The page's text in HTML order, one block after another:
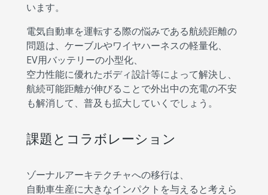
います。
電気自動車を運転する際の悩みである航続距離の
問題は、ケーブルやワイヤハーネスの軽量化、
EV用バッテリーの小型化、
空力性能に優れたボディ設計等によって解決し、
航続可能距離が伸びることで外出中の充電の不安
も解消して、普及も拡大していくでしょう。
課題とコラボレーション
ゾーナルアーキテクチャへの移行は、
自動車生産に大きなインパクトを与えると考えら